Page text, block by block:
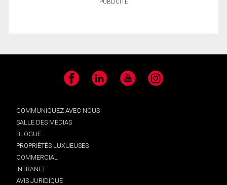
PUBLICITÉ
Facebook LinkedIn YouTube Instagram
COMMUNIQUEZ AVEC NOUS
SALLE DES MÉDIAS
BLOGUE
PROPRIÉTÉS LUXUEUSES
COMMERCIAL
INTRANET
AVIS JURIDIQUE